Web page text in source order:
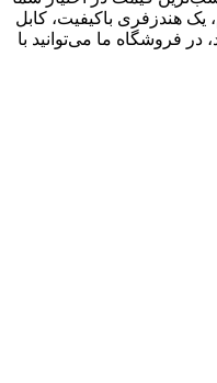
یک هندزفری باکیفیت، کابل
فروشگاه ما می‌توانید با